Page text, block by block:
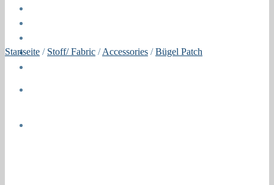
Press
Startseite / Stoff/ Fabric / Accessories / Bügel Patch